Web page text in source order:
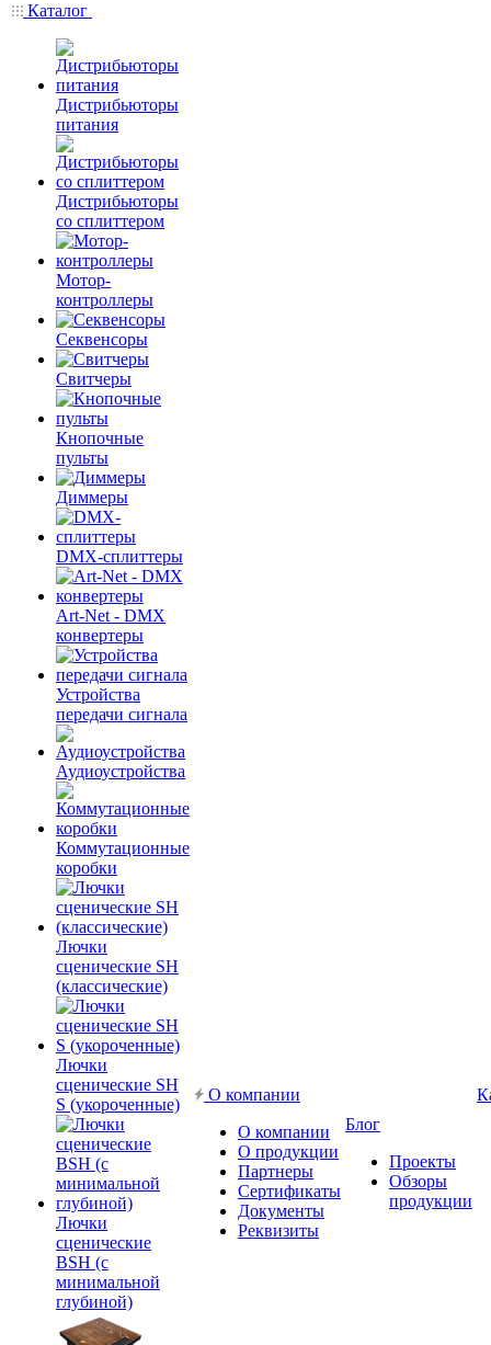
Каталог
Дистрибьюторы
питания
Дистрибьюторы
со сплиттером
Мотор-
контроллеры
Секвенсоры
Свитчеры
Кнопочные
пульты
Диммеры
DMX-сплиттеры
Art-Net - DMX
конвертеры
Устройства
передачи сигнала
Аудиоустройства
Коммутационные
коробки
Лючки
сценические SH
(классические)
Лючки
сценические SH
S (укороченные)
Лючки
сценические
BSH (с
минимальной
глубиной)
О компании
О компании
О продукции
Партнеры
Сертификаты
Документы
Реквизиты
Блог
Проекты
Обзоры
продукции